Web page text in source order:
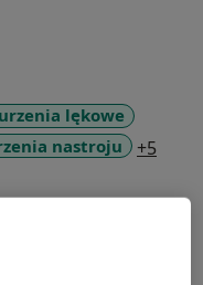
lękowe
nastroju +5